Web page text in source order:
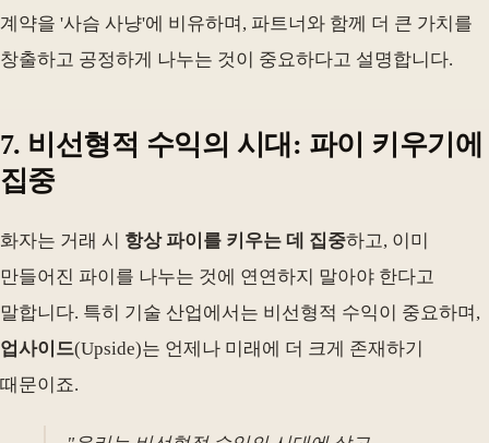
계약을 '사슴 사냥'에 비유하며, 파트너와 함께 더 큰 가치를
창출하고 공정하게 나누는 것이 중요하다고 설명합니다.
7. 비선형적 수익의 시대: 파이 키우기에
집중
화자는 거래 시 항상 파이를 키우는 데 집중하고, 이미
만들어진 파이를 나누는 것에 연연하지 말아야 한다고
말합니다. 특히 기술 산업에서는 비선형적 수익이 중요하며,
업사이드(Upside)는 언제나 미래에 더 크게 존재하기
때문이죠.